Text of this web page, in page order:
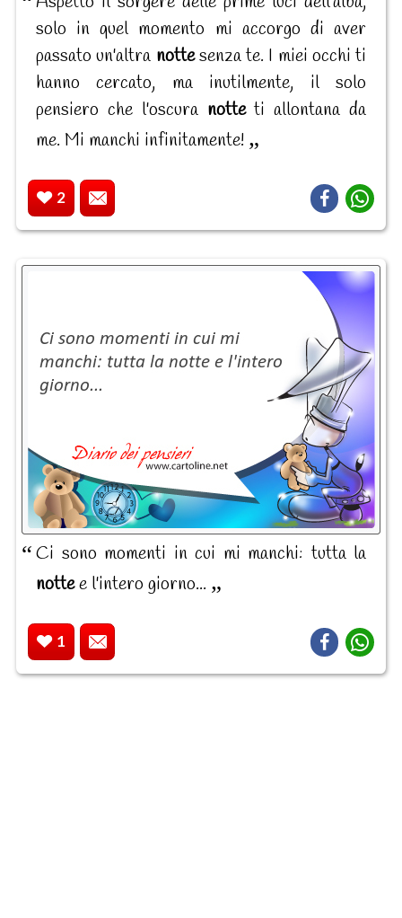
solo in quel momento mi accorgo di aver
passato un'altra nottesenza te. I miei occhi ti
hanno cercato, ma inutilmente, il solo
pensiero che l'oscura notteti allontana da
me. Mi manchi infinitamente!
2
Ci sono momenti in cui mi manchi: tutta la
nottee l'intero giorno...
1